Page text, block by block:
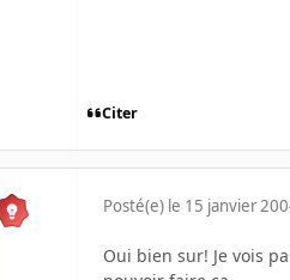
Citer
Posté(e) le 15 janvier
Oui bien sur! Je vois